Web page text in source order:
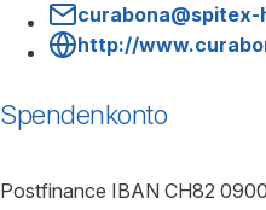
curabona@spitex-
http://
Spendenkonto
Postfinance IBAN CH82